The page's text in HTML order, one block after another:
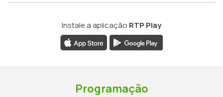
Instale a aplicação RTP Play
Programação